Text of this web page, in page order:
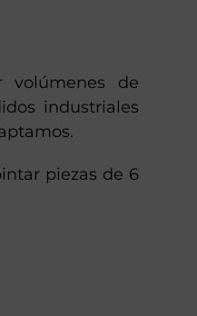
volúmenes de
industriales
piezas de 6